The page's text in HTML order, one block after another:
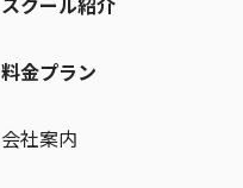
料金プラン
会社案内